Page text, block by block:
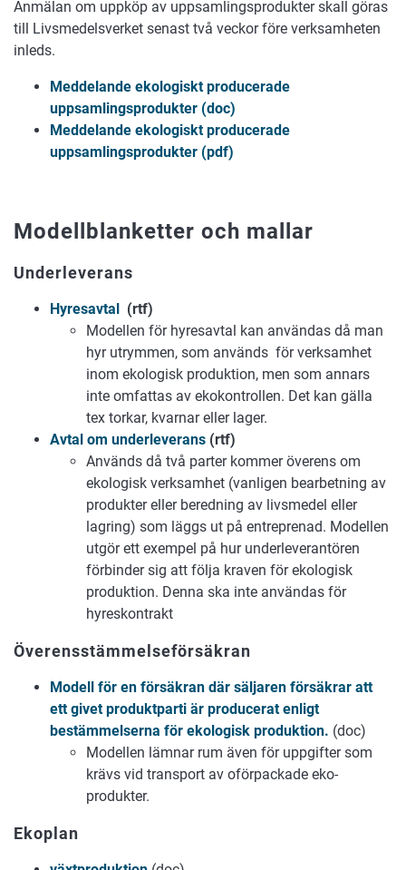
Anmälan om uppköp av uppsamlingsprodukter skall göras
till Livsmedelsverket senast två veckor före verksamheten
inleds.
Meddelande ekologiskt producerade
uppsamlingsprodukter (doc)
Meddelande ekologiskt producerade
uppsamlingsprodukter (pdf)
Modellblanketter och mallar
Underleverans
Hyresavtal (rtf)
Modellen för hyresavtal kan användas då man
hyr utrymmen, som används för verksamhet
inom ekologisk produktion, men som annars
inte omfattas av ekokontrollen. Det kan gälla
tex torkar, kvarnar eller lager.
Avtal om underleverans (rtf)
Används då två parter kommer överens om
ekologisk verksamhet (vanligen bearbetning av
produkter eller beredning av livsmedel eller
lagring) som läggs ut på entreprenad. Modellen
utgör ett exempel på hur underleverantören
förbinder sig att följa kraven för ekologisk
produktion. Denna ska inte användas för
hyreskontrakt
Överensstämmelseförsäkran
Modell för en försäkran där säljaren försäkrar att
ett givet produktparti är producerat enligt
bestämmelserna för ekologisk produktion. (doc)
Modellen lämnar rum även för uppgifter som
krävs vid transport av oförpackade eko-
produkter.
Ekoplan